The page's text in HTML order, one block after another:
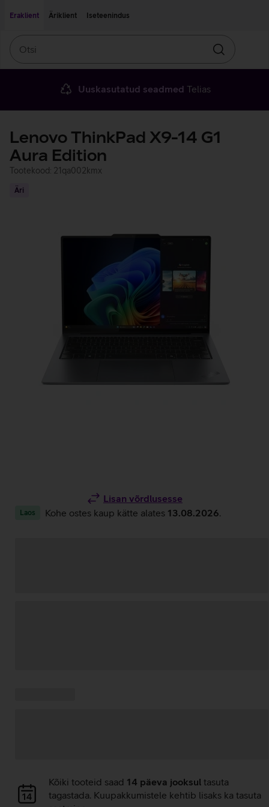
Eraklient
Äriklient Iseteenindus
Otsin
Uuskasutatud seadmed Telias
Lenovo ThinkPad X9-14 G1
Aura Edition
Tootekood: 21qa002kmx
Äri
Lisan võrdlusesse
Laos Kohe ostes kaup kätte alates 13.08.2026
Andmete
laadimine
Kõiki tooteid saad 14 päeva jooksul tasuta
tagastada. Kuupakkumistele kehtib lisaks ka tasuta